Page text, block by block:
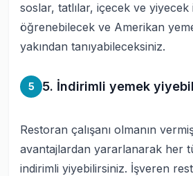
soslar, tatlılar, içecek ve yiyecek
öğrenebilecek ve Amerikan
yakından tanıyabileceksiniz.
5 5. İndirimli yemek
Restoran çalışanı olmanın
avantajlardan yararlanarak her
indirimli yiyebilirsiniz. İşveren